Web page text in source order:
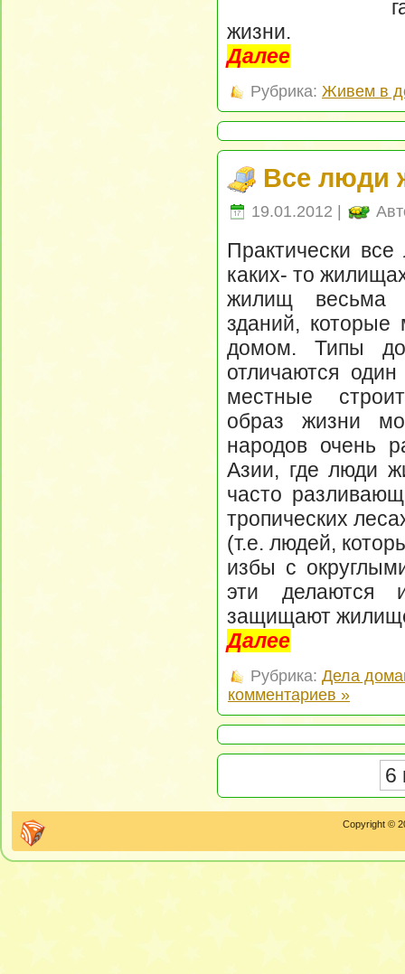
жизни.
Далее
Рубрика: Живем в
Все люди
19.01.2012 |
Практически
каких- то
жилищ весьма
зданий, которые
домом. Типы
отличаются
местные
образ жизни
народов очень
Азии, где люди
часто
тропических
(т.е. людей,
избы с
эти делаются
защищают
Далее
Рубрика: Дела
комментариев »
6
Copyright ©